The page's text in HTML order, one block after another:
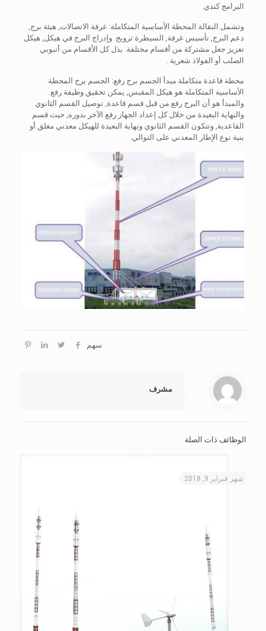
البرامج كندي.
وتشمل النقالة المحطة الأساسية المتكاملة: غرفة الاتصالات, هيئة برج,
دعم البرج, تأسيس غرفة, السيطرة ترويج. وإدراج البرج في هيكل, هيكل
تعزيز جعل مشتركة من أقسام مختلفة. بذل كل الأقسام من أنبوبي
الصلب أو الفولاذ شعرية .
محطة قاعدة متكاملة مبدأ الجسم برج رفع: الجسم برج المحطة
الأساسية المتكاملة هو هيكل المقبس, يمكن تحقيق وظيفة رفع.
والمبدأ هو أن البرج رفع من قبل قسم قاعدة, توصيل القسم الثانوي
والنهاية البعيدة من خلال كل إعداد الجهاز رفع الآخر بدوره, حيث قسم
القاعدية, وتتكون القسم الثانوي ونهاية البعيدة للهيكل معدني مغلق أو
بنية نوع الإطار المعدني على التوالي.
سهم
مشرف
الوظائف ذات الصلة
شهر فبراير 9, 2018